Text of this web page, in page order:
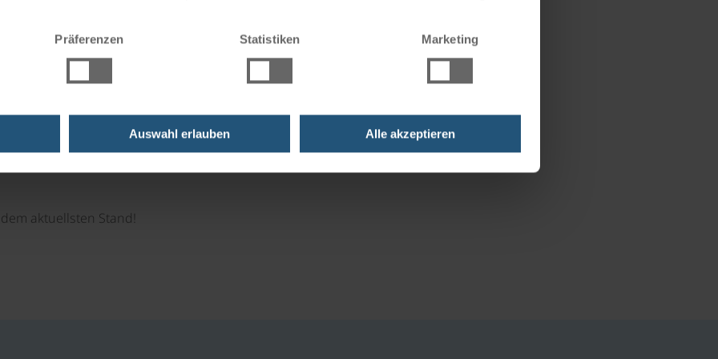
Präferenzen Statistiken Marketing
Auswahl erlauben Alle akzeptieren
das passende Geschenk.
aktuellsten Stand!